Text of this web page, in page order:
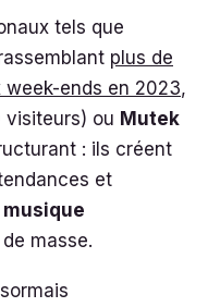
tels que
plus de
ends en 2023,
ou Mutek
: ils créent
et
musique
masse.